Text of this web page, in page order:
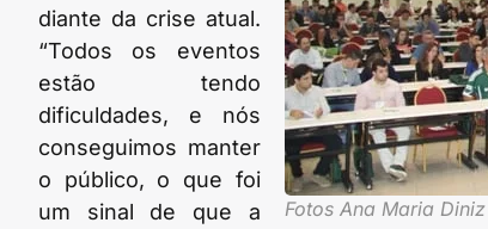
Fotos Ana Maria Diniz
diante da crise atual.
“Todos os eventos
estão tendo
dificuldades, e nós
conseguimos manter
o público, o que foi
um sinal de que a